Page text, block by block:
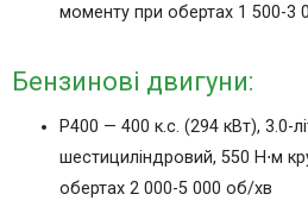
моменту при обертах 1 500-3
Бензинові двигуни:
P400 — 400 к.с. (294 кВт), 3.0-
шестициліндровий, 550 Н⋅м
обертах 2 000-5 000 об/хв